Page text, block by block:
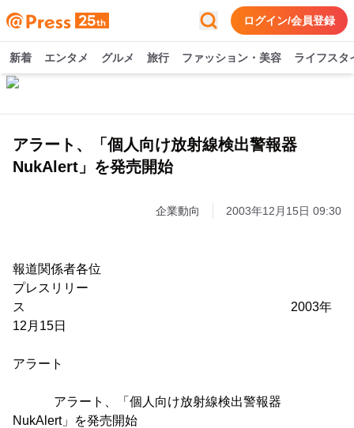
ログイン/会員登録
新着 エンタメ グルメ 旅行 ファッション・美容 ライフスタ
アラート、「個人向け放射線検出警報器
NukAlert」を発売開始
企業動向 2003年12月15日 09:30
報道関係者各位
プレスリリー
ス 2003年
12月15日
アラート
アラート、「個人向け放射線検出警報器
NukAlert」を発売開始